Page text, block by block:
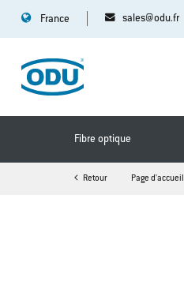
France sales@odu.fr
Fibre optique
Retour Page d'accueil